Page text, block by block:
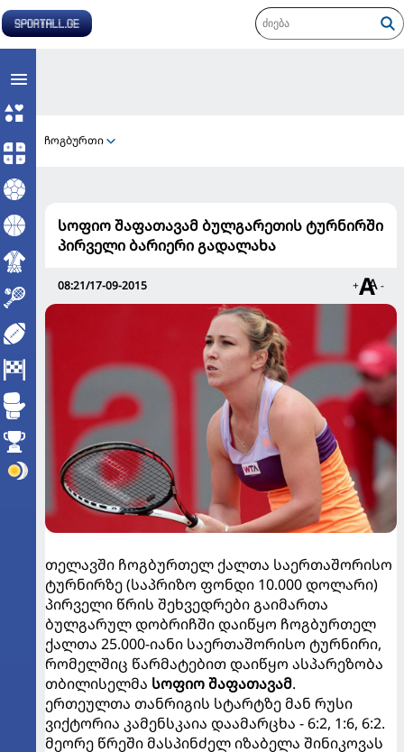
ჩოგბურთი
სოფიო შაფათავამ ბულგარეთის ტურნირში
პირველი ბარიერი გადალახა
08:21/17-09-2015 + -
თელავში ჩოგბურთელ ქალთა საერთაშორისო
ტურნირზე (საპრიზო ფონდი 10.000 დოლარი)
პირველი წრის შეხვედრები გაიმართა
ბულგარულ დობრიჩში დაიწყო ჩოგბურთელ
ქალთა 25.000-იანი საერთაშორისო ტურნირი,
რომელშიც წარმატებით დაიწყო ასპარეზობა
თბილისელმა სოფიო შაფათავამ.
ერთეულთა თანრიგის სტარტზე მან რუსი
ვიქტორია კამენსკაია დაამარცხა - 6:2, 1:6, 6:2.
მეორე წრეში მასპინძელ იზაბელა შინიკოვას